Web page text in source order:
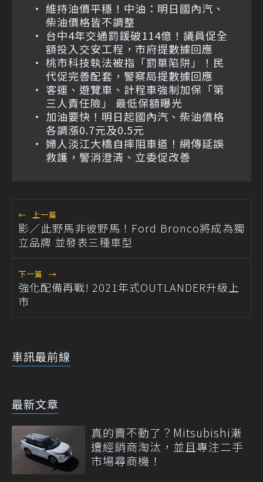
維持油價平穩！中油：明日國內汽、
柴油價格皆不調整
台中4年交通罰鍰破114億！議員促全
額投入交安工程，市府提數據回應
桃市科技執法被指「罰單陷阱」！民
代促完善配套，警察局提數據回應
客運、遊覽車、計程車強制加保「第
三人責任險」 最低保額曝光
加油要快！明日起國內汽、柴油價格
各調漲0.7元及0.5元
婦人淡江大橋自摔阻車道！網傳延誤
救護，警消澄清、立委促改善
← 上一篇
影／此野馬非彼野馬！Ford Bronco將成為獨
立品牌 並發表三種車型
下一篇 →
強化配備再戰! 2021年式OUTLANDER升級上
市
車訊最前線
最新文章
真的賣不動了？Mitsubishi漸
遭經銷商淘汰，並且專注二手
市場尋商機！